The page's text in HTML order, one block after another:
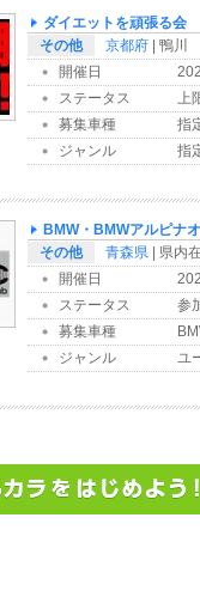
ダイエットを頑張る会
その他
京都府 | 鴨川
開催日
ステータス
上
募集車種
指
ジャンル
指
BMW・BMWアルピナ
その他
青森県 | 県内
開催日
ステータス
参
募集車種
ジャンル
ユ